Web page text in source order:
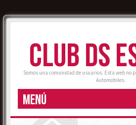
CLUB DS
Somos una comunidad de usuarios. Esta web no
Automobiles.
MENÚ